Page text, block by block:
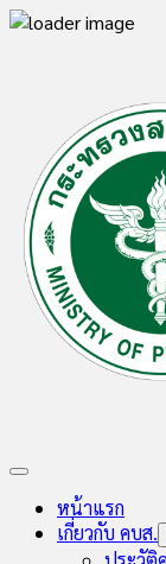
Expand
หน้าแรก
เกี่ยวกับ คบส.